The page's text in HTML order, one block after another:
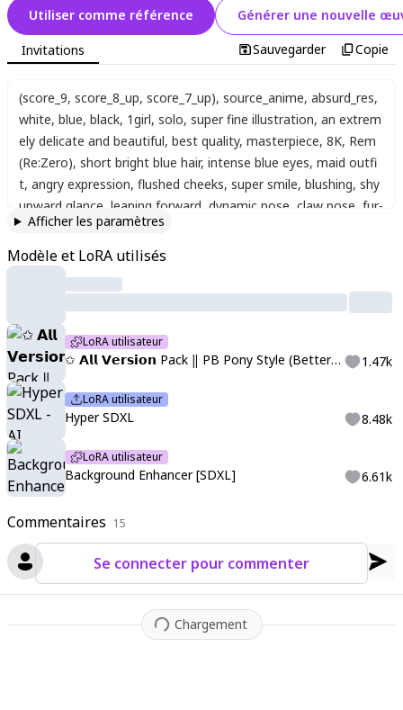
Commentaires 15
Se connecter pour commenter
Chargement
Utiliser comme référence Générer une nouvelle
Invitations Sauvegarder Copie
(score_9, score_8_up, score_7_up), source_anime, absurd_res,
white, blue, black, 1girl, solo, super fine illustration, an extrem
ely delicate and beautiful, best quality, masterpiece, 8K, Rem
(Re:Zero), short bright blue hair, intense blue eyes, maid outfi
t, angry expression, flushed cheeks, super smile, blushing, shy
upward glance leaning forward dynamic pose claw pose fur-
trimmed down jacket, tight knit sweater
t, black knee-high socks,
ping district
perfectly proportioned body, anatomically precise, detailed f
acial features, soft winter lighting, cinematic angle, official art
style, bold composition,((4k,8k,Ultra HD))
((Best quality :1.2)),((Detailed :1.5)) ,((Detailed background :1.
5)), ((high_quality))
Afficher les paramètres
Modèle et LoRA utilisés
LoRA utilisateur
✩ 𝗔𝗹𝗹 𝗩𝗲𝗿𝘀𝗶𝗼𝗻 Pack ‖ PB Pony Style (Better Hands, signs, and poses) 1.47k
LoRA utilisateur
Hyper SDXL 8.48k
LoRA utilisateur
Background Enhancer [SDXL] 6.61k